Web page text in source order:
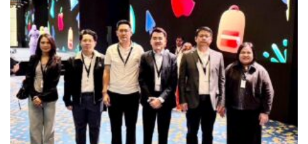
August 7, 2026 - 11:36 โดย พรรคเพื่อไทย